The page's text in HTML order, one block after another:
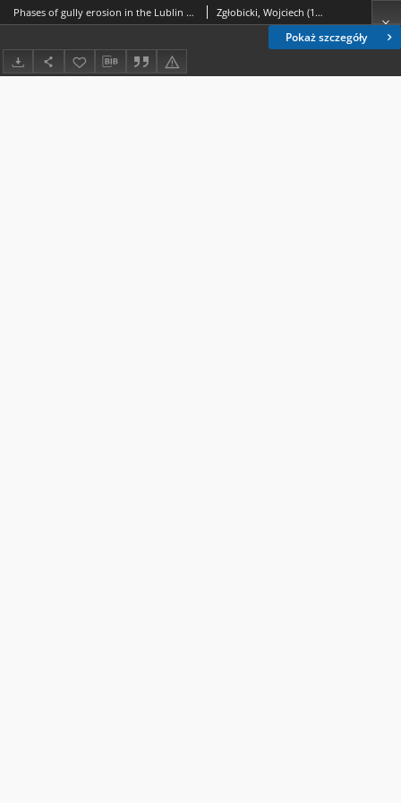
Pokaż szczegóły
Phases of gully erosion in the Lublin Upland and Roztocze region Zgłobicki, Wojciech (1971- ); Rodzik, Jan; Superson, Józef; Dotterweich, Markus; Schmitt, Anne